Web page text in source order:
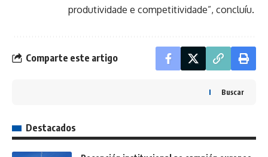
produtividade e competitividade”, concluíu.
Comparte este artigo
Buscar
Destacados